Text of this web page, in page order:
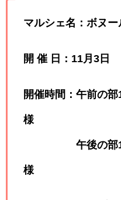
マルシェ名：ボヌー
開 催 日：11月3日
開催時間：午前の
様
午後の部
様